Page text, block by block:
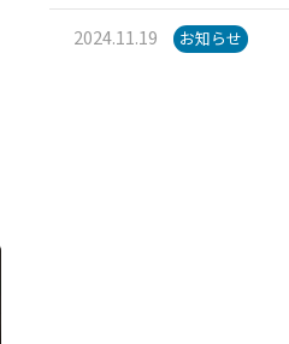
2024.11.19 お知らせ